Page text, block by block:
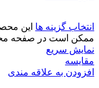
انتخاب گزینه ها این
ممکن است در صفحه
نمایش سریع
مقايسه
افزودن به علاقه مندی